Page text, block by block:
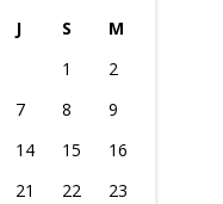
J S
M
1
2
7 8
9
14 15
16
21 22
23